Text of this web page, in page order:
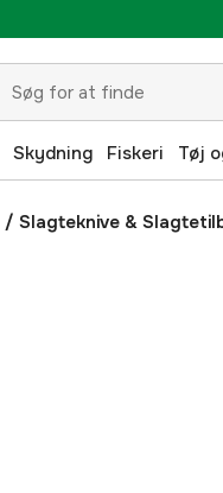
Skydning Fiskeri Tøj
/ Slagteknive &